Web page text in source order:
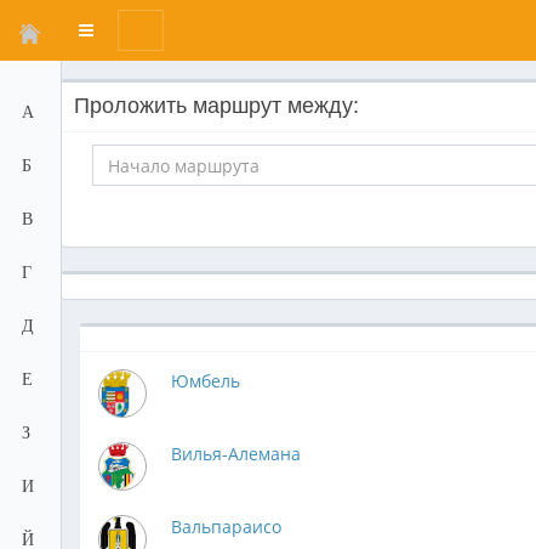
Переключатель
меню
А
Б
В
Г
Д
Е
З
И
Й
Проложить маршрут между:
Юмбель
Вилья-Алемана
Вальпараисо